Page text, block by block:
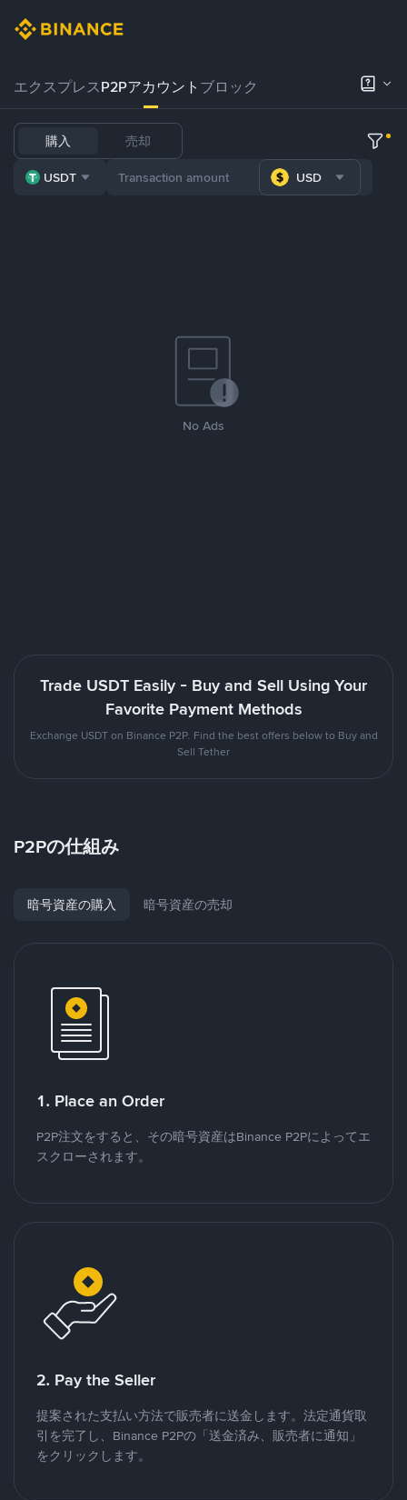
エクスプレスP2Pアカウント ブロック
購入 売却
USDT USD
No Ads
Trade USDT Easily - Buy and Sell Using Your
Favorite Payment Methods
Exchange USDT on Binance P2P. Find the best offers below to Buy and
Sell Tether
P2Pの仕組み
暗号資産の購入 暗号資産の売却
1. Place an Order
P2P注文をすると、その暗号資産はBinance P2Pによってエ
スクローされます。
2. Pay the Seller
提案された支払い方法で販売者に送金します。法定通貨取
引を完了し、Binance P2Pの「送金済み、販売者に通知」
をクリックします。